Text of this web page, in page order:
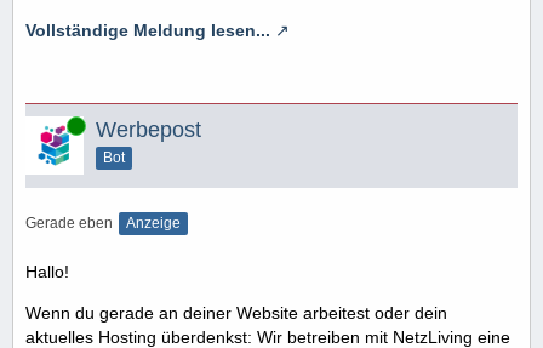
Vollständige Meldung lesen...
Online Werbepost
Bot
Gerade eben Anzeige
Hallo!
Wenn du gerade an deiner Website arbeitest oder dein
aktuelles Hosting überdenkst: Wir betreiben mit NetzLiving eine